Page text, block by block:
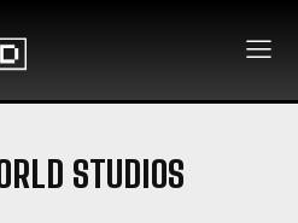
STUDIOS